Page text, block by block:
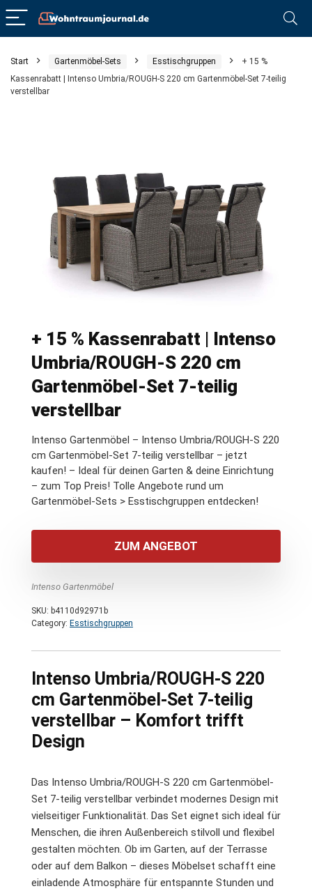
Start Gartenmöbel-Sets Esstischgruppen
+ 15 %
Kassenrabatt | Intenso Umbria/ROUGH-S 220 cm Gartenmöbel-Set 7-teilig
verstellbar
+ 15 % Kassenrabatt | Intenso
Umbria/ROUGH-S 220 cm
Gartenmöbel-Set 7-teilig
verstellbar
Intenso Gartenmöbel – Intenso Umbria/ROUGH-S 220
cm Gartenmöbel-Set 7-teilig verstellbar – jetzt
kaufen! – Ideal für deinen Garten & deine Einrichtung
– zum Top Preis! Tolle Angebote rund um
Gartenmöbel-Sets > Esstischgruppen entdecken!
ZUM ANGEBOT
Intenso Gartenmöbel
SKU: b4110d92971b
Category: Esstischgruppen
Intenso Umbria/ROUGH-S 220
cm Gartenmöbel-Set 7-teilig
verstellbar – Komfort trifft
Design
Das Intenso Umbria/ROUGH-S 220 cm Gartenmöbel-
Set 7-teilig verstellbar verbindet modernes Design mit
vielseitiger Funktionalität. Das Set eignet sich ideal für
Menschen, die ihren Außenbereich stilvoll und flexibel
gestalten möchten. Ob im Garten, auf der Terrasse
oder auf dem Balkon – dieses Möbelset schafft eine
einladende Atmosphäre für entspannte Stunden und